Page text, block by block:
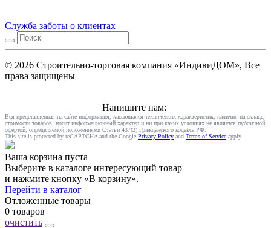
Служба заботы о клиентах
© 2026 Строительно-торговая компания «ИндивиДОМ», Все
права защищены
Напишите нам:
Вся представленная на сайте информация, касающаяся технических характеристик, наличия на складе,
стоимости товаров, носит информационный характер и ни при каких условиях не является публичной
офертой, определяемой положениями Статьи 437(2) Гражданского кодекса РФ.
This site is protected by reCAPTCHA and the Google Privacy Policy and Terms of Service apply.
Ваша корзина пуста
Выберите в каталоге интересующий товар
и нажмите кнопку «В корзину».
Перейти в каталог
Отложенные товары
0 товаров
очистить